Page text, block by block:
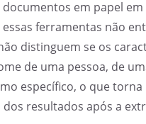
em papel em
essas ferramentas não
distinguem se os
de uma pessoa, de
específico, o que torna
dos resultados após a